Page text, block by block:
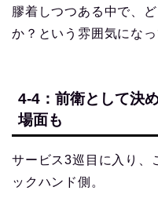
膠着しつつある中で、
か？という雰囲気になっ
4-4：前衛として決
場面も
サービス3巡目に入り、
ックハンド側。